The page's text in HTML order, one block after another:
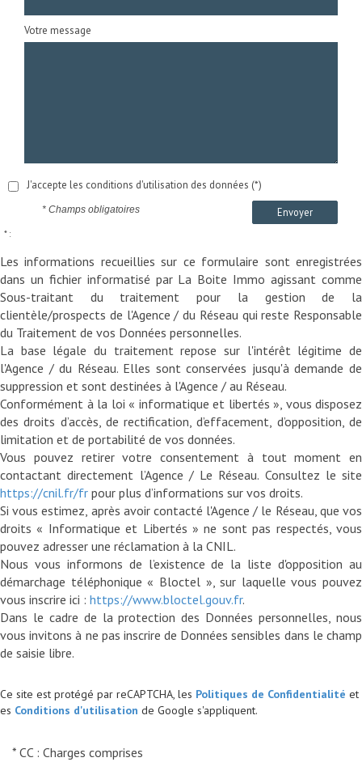
Votre message
J'accepte les conditions d'utilisation des données (*)
Envoyer
* Champs obligatoires
* :
Les informations recueillies sur ce formulaire sont enregistrées
dans un fichier informatisé par La Boite Immo agissant comme
Sous-traitant du traitement pour la gestion de la
clientèle/prospects de l'Agence / du Réseau qui reste Responsable
du Traitement de vos Données personnelles.
La base légale du traitement repose sur l'intérêt légitime de
l'Agence / du Réseau. Elles sont conservées jusqu'à demande de
suppression et sont destinées à l'Agence / au Réseau.
Conformément à la loi « informatique et libertés », vous disposez
des droits d’accès, de rectification, d’effacement, d’opposition, de
limitation et de portabilité de vos données.
Vous pouvez retirer votre consentement à tout moment en
contactant directement l’Agence / Le Réseau. Consultez le site
https://cnil.fr/fr pour plus d’informations sur vos droits.
Si vous estimez, après avoir contacté l'Agence / le Réseau, que vos
droits « Informatique et Libertés » ne sont pas respectés, vous
pouvez adresser une réclamation à la CNIL.
Nous vous informons de l’existence de la liste d'opposition au
démarchage téléphonique « Bloctel », sur laquelle vous pouvez
vous inscrire ici : https://www.bloctel.gouv.fr.
Dans le cadre de la protection des Données personnelles, nous
vous invitons à ne pas inscrire de Données sensibles dans le champ
Ce site est protégé par reCAPTCHA, les Politiques de Confidentialité et
es Conditions d'utilisation de Google s'appliquent.
* CC : Charges comprises